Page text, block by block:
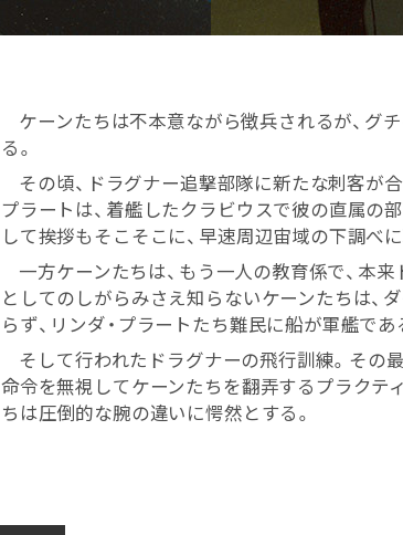
ケーンたちは不本意ながら徴兵されるが、グ
る。
その頃、ドラグナー追撃部隊に新たな刺客が
プラートは、着艦したクラビウスで彼の直属の
して挨拶もそこそこに、早速周辺宙域の下調べ
一方ケーンたちは、もう一人の教育係で、本
としてのしがらみさえ知らないケーンたちは、
らず、リンダ・プラートたち難民に船が軍艦で
そして行われたドラグナーの飛行訓練。その
命令を無視してケーンたちを翻弄するプラクテ
ちは圧倒的な腕の違いに愕然とする。